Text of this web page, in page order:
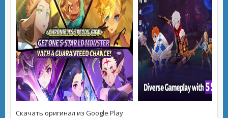
Скачать оригинал из Google Play